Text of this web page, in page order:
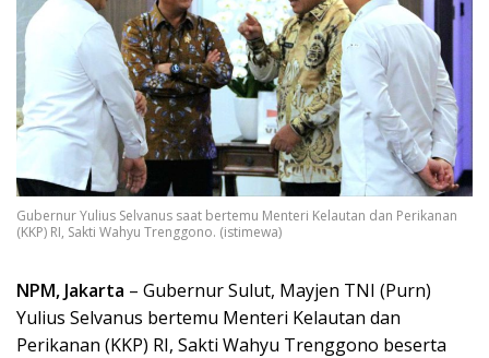
Gubernur Yulius Selvanus saat bertemu Menteri Kelautan dan Perikanan
(KKP) RI, Sakti Wahyu Trenggono. (istimewa)
NPM, Jakarta – Gubernur Sulut, Mayjen TNI (Purn)
Yulius Selvanus bertemu Menteri Kelautan dan
Perikanan (KKP) RI, Sakti Wahyu Trenggono beserta